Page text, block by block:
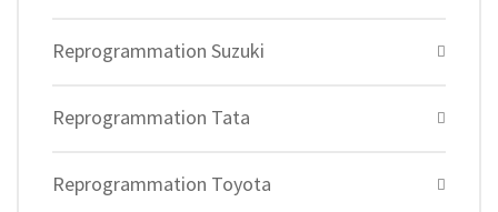
Reprogrammation Suzuki
Reprogrammation Tata
Reprogrammation Toyota